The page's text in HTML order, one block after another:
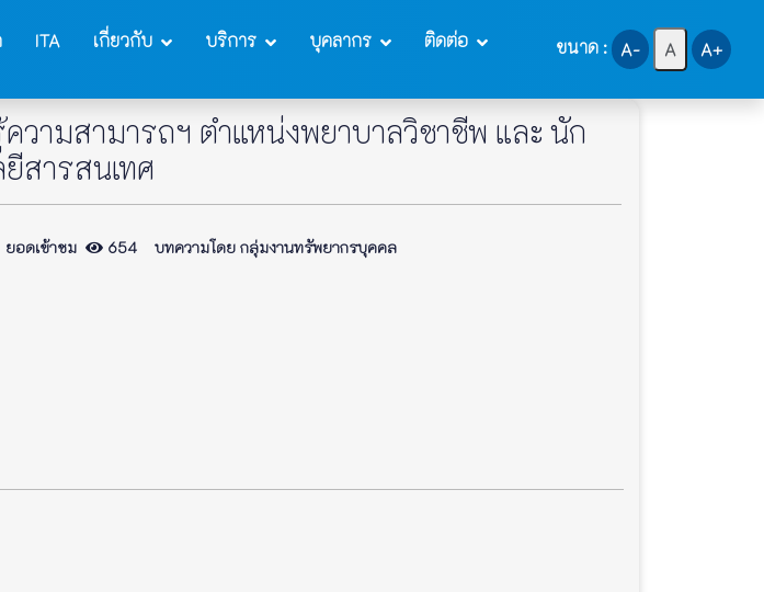
ITA เกี่ยวกับ บริการ บุคลากร ติดต่อ ขนาด : A- A A+
วามสามารถฯ ตำแหน่งพยาบาลวิชาชีพ และ นัก
ยีสารสนเทศ
อดเข้าชม 654 บทความโดย กลุ่มงานทรัพยากรบุคคล